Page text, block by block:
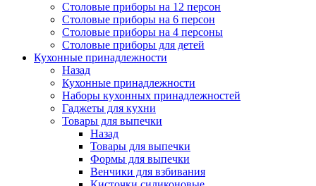
Столовые приборы на 12 персон
Столовые приборы на 6 персон
Столовые приборы на 4 персоны
Столовые приборы для детей
Кухонные принадлежности
Назад
Кухонные принадлежности
Наборы кухонных принадлежностей
Гаджеты для кухни
Товары для выпечки
Назад
Товары для выпечки
Формы для выпечки
Венчики для взбивания